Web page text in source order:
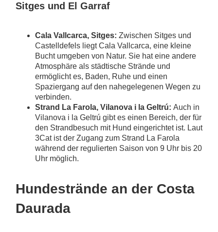
Sitges und El Garraf
Cala Vallcarca, Sitges: Zwischen Sitges und
Castelldefels liegt Cala Vallcarca, eine kleine
Bucht umgeben von Natur. Sie hat eine andere
Atmosphäre als städtische Strände und
ermöglicht es, Baden, Ruhe und einen
Spaziergang auf den nahegelegenen Wegen zu
verbinden.
Strand La Farola, Vilanova i la Geltrú: Auch in
Vilanova i la Geltrú gibt es einen Bereich, der für
den Strandbesuch mit Hund eingerichtet ist. Laut
3Cat ist der Zugang zum Strand La Farola
während der regulierten Saison von 9 Uhr bis 20
Uhr möglich.
Hundestrände an der Costa
Daurada